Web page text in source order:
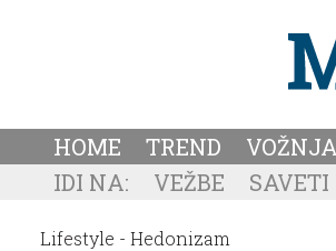
HOME TREND VOŽNJA
IDI NA:
VEŽBE SAVETI
Lifestyle - Hedonizam